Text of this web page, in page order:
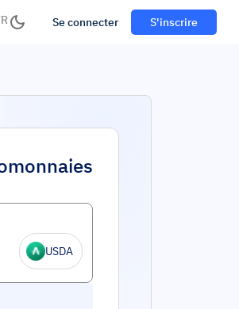
Se connecter S'inscrire
USDA